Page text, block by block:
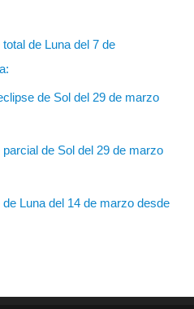
de Luna del 7 de
de Sol del 29 de marzo
de Sol del 29 de marzo
Luna del 14 de marzo desde